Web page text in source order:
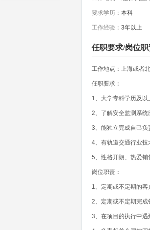
要求学历： 本科
工作经验： 3年以上
任职要求/岗位职
工作地点：上海或者
任职要求：
1、大学专科学历及以
2、了解安全监测系统
3、能独立完成自己负
4、有轨道交通行业技
5、性格开朗、热爱销
岗位职责：
1、定期或不定期的
2、定期或不定期完成
3、在项目的执行中遇